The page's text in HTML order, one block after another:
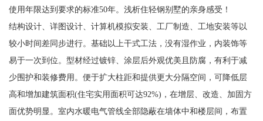
使用年限达到要求的标准50年。浅析住轻钢别墅的亲身感受！
结构设计、详图设计、计算机模拟安装、工厂制造、工地安装等以
较小时间差同步进行。基础以上干式工法，没有湿作业，内装饰等
易于一次到位。型材经过镀锌、涂层后外观优美且防腐，有利于减
少围护和装修费用。便于扩大柱距和提供更大分隔空间，可降低层
高和增加建筑面积(住宅实用面积可达92%)，在增层、改造、加固方
面优势明显。室内水暖电气管线全部隐蔽在墙体中和楼层间，布置